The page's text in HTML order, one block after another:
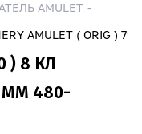
AMULET
AMULET ( ORIG ) 79
) 8 КЛ
ММ 480-